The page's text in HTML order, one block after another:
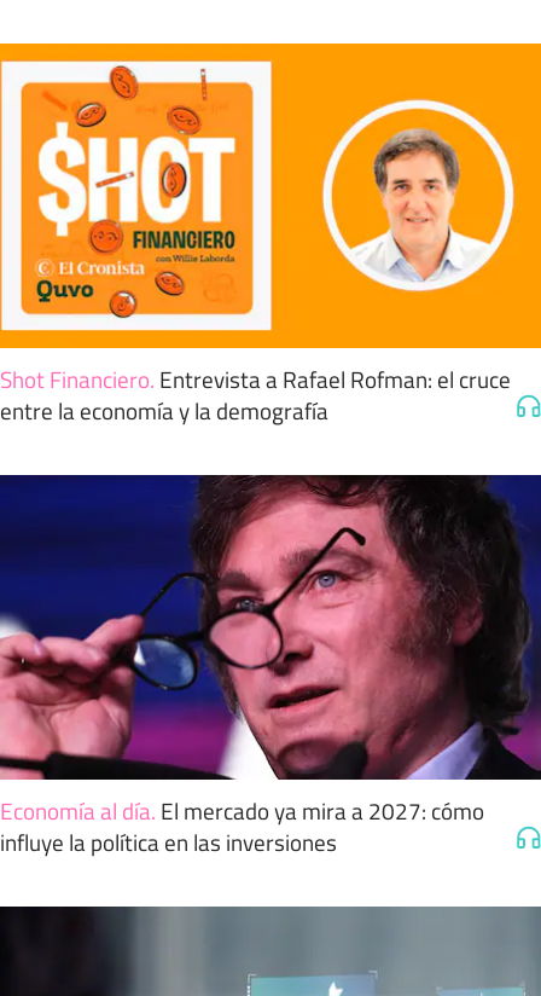
Shot Financiero. Entrevista a Rafael Rofman: el cruce
entre la economía y la demografía
Economía al día. El mercado ya mira a 2027: cómo
influye la política en las inversiones